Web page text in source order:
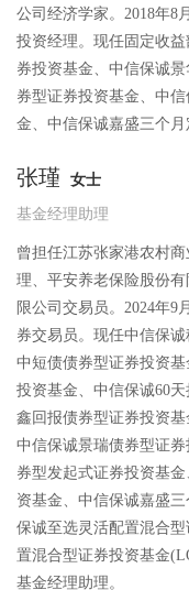
公司经济学家。2018年8
投资经理。现任固定收
券投资基金、中信保诚
券型证券投资基金、中
金、中信保诚嘉盛三个月
张瑾 女士
基金经理助理
曾担任江苏张家港农村
理、平安养老保险股份
限公司交易员。2024年9
券交易员。现任中信保
中短债债券型证券投资
投资基金、中信保诚60
鑫回报债券型证券投资基
中信保诚景瑞债券型证
券型发起式证券投资基
资基金、中信保诚嘉盛
保诚至选灵活配置混合
置混合型证券投资基金
基金经理助理。